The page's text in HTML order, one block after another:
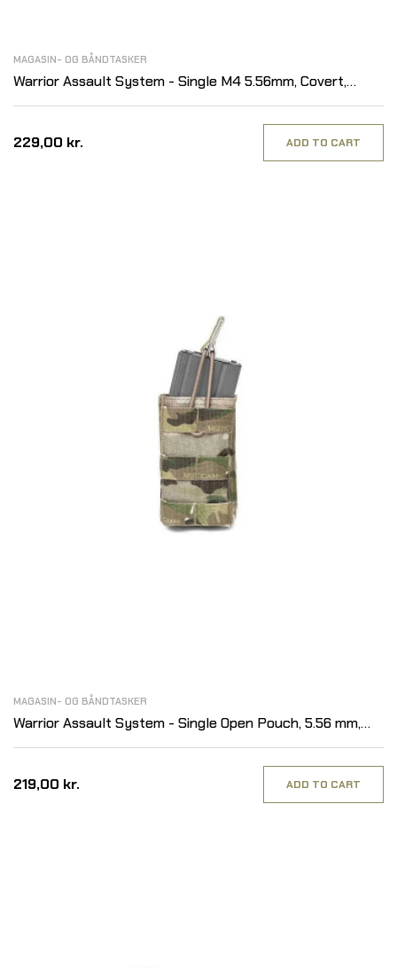
MAGASIN- OG BÅNDTASKER
Warrior Assault System - Single M4 5.56mm, Covert,
MultiCam
229,00 kr. ADD TO CART
MAGASIN- OG BÅNDTASKER
Warrior Assault System - Single Open Pouch, 5.56 mm,
MultiCam
219,00 kr. ADD TO CART